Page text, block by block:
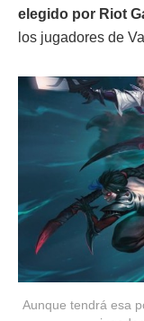
elegido por Riot
los jugadores de
Aunque tendrá esa